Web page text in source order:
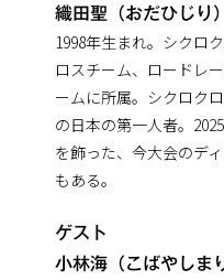
織田聖（おだひじり）
1998年生まれ。シクロ
ロスチーム、ロードレ
ームに所属。シクロク
の日本の第一人者。
を飾った、今大会のデ
もある。
ゲスト
小林海（こばやしま